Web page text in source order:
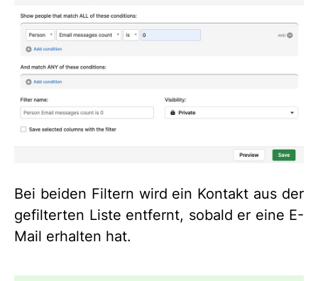
Bei beiden Filtern wird ein Kontakt aus der
gefilterten Liste entfernt, sobald er eine E-
Mail erhalten hat.